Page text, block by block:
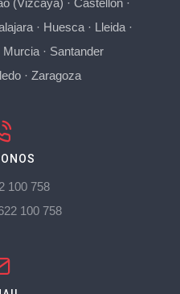
· Huesca· Lleida·
Murcia· Santander
·Zaragoza
100 758
100 758